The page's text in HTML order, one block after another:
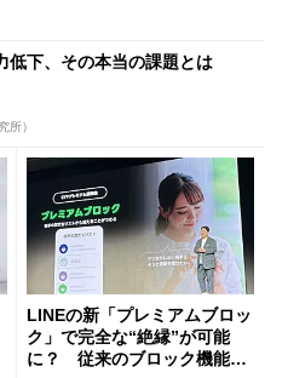
低下、その本当の課題とは
所）
LINEの新「プレミアムブロッ
ク」で完全な“絶縁”が可能
に？ 従来のブロック機能と